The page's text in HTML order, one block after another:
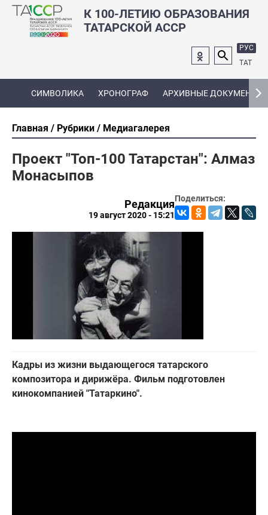
К 100-ЛЕТИЮ ОБРАЗОВАНИЯ
ТАТАРСКОЙ АССР
РУС
ТАТ
СИМВОЛИКА ХРОНОГРАФ АРХИВНЫЕ ДОКУМЕНТЫ
Главная Рубрики Медиагалерея
Проект "Топ-100 Татарстан": Алмаз
Монасыпов
Поделиться:
Редакция
19 август 2020 - 15:21
Кадры из жизни выдающегося татарского
композитора и дирижёра. Фильм подготовлен
кинокомпанией "Татаркино".